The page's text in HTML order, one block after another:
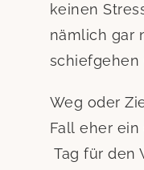
keinen
nämlich gar
schiefgehen
Weg oder
Fall eher
Tag für den